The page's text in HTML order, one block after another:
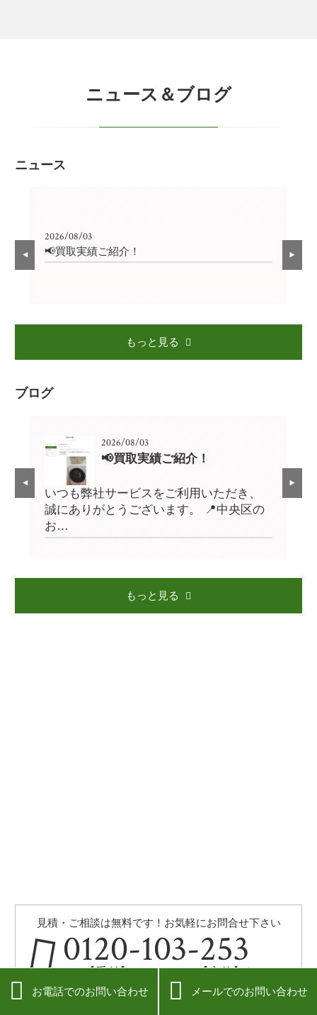
ニュース＆ブログ
ニュース
2026/08/03
📢買取実績ご紹介！
もっと見る
ブログ
2026/08/03
📢買取実績ご紹介！
いつも弊社サービスをご利用いただき、
誠にありがとうございます。 📍中央区の
お…
もっと見る
見積・ご相談は無料です！お気軽にお問合せ下さい
0120-103-253
【受付】10:00~20:00【定休】なし
 お電話でのお問い合わせ  メールでのお問い合わせ